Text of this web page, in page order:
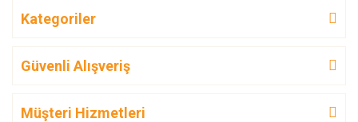
Kategoriler
Güvenli Alışveriş
Müşteri Hizmetleri